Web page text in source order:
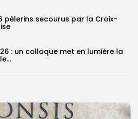
pèlerins secourus par la Croix-
: un colloque met en lumière la